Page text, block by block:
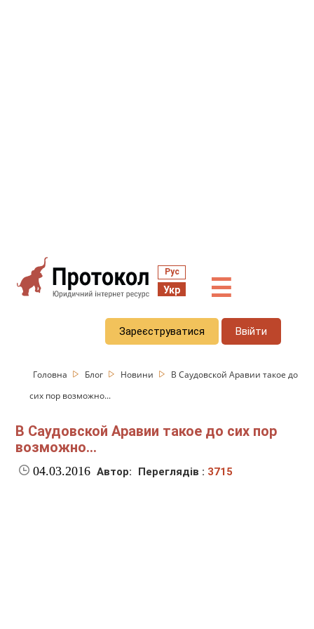
Рус
Укр ☰
Зареєструватися Ввійти
Головна Блог Новини
В Саудовской Аравии такое до
сих пор возможно...
В Саудовской Аравии такое до сих пор
возможно...
04.03.2016 Автор: Переглядів : 3715